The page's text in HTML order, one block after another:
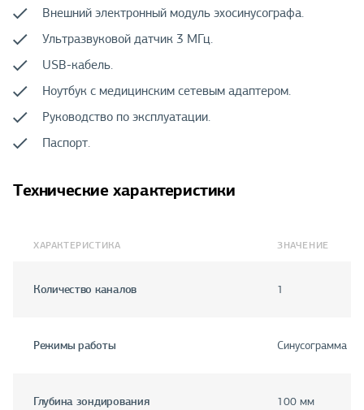
Внешний электронный модуль эхосинусографа.
Ультразвуковой датчик 3 МГц.
USB-кабель.
Ноутбук с медицинским сетевым адаптером.
Руководство по эксплуатации.
Паспорт.
Технические характеристики
ХАРАКТЕРИСТИКА ЗНАЧЕНИЕ
Количество каналов 1
Режимы работы Синусограмма +
Глубина зондирования 100 мм